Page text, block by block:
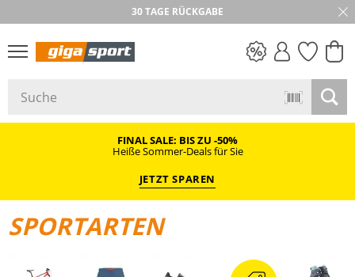
30 TAGE RÜCKGABE
FINAL SALE: BIS ZU -50%
Heiße Sommer-Deals für Sie
JETZT SPAREN
SPORTARTEN